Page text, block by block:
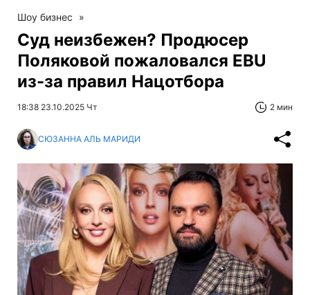
Шоу бизнес »
Суд неизбежен? Продюсер
Поляковой пожаловался EBU
из-за правил Нацотбора
18:38 23.10.2025 Чт 2 мин
СЮЗАННА АЛЬ МАРИДИ